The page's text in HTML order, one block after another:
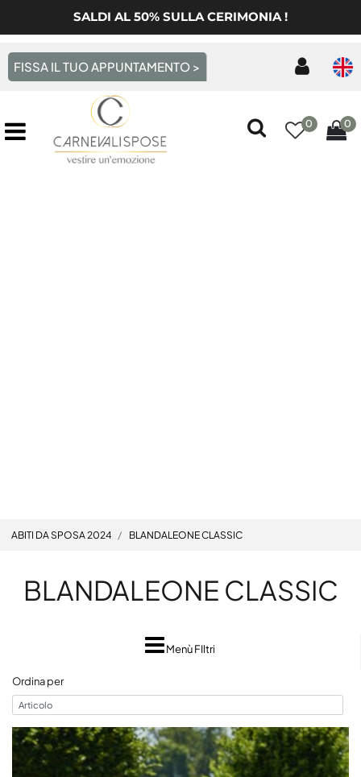
SALDI AL 50% SULLA CERIMONIA !
FISSA IL TUO APPUNTAMENTO >
Open menu 0 0
ABITI DA SPOSA 2024 BLANDALEONE CLASSIC
BLANDALEONE CLASSIC
Menù FIltri
Ordina per